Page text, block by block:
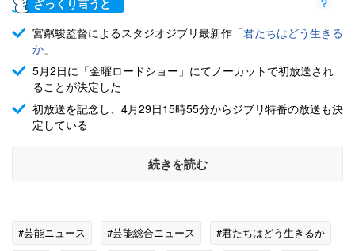
宮粼駿監督によるスタジオジブリ最新作「君たちはどう生きる
か 」
5月2日に「金曜ロードショー」にてノーカットで初放送され
ることが決定した
初放送を記念し、4月29日15時55分からジブリ特番の放送も決
定している
続きを読む
#芸能ニュース #芸能総合ニュース
#君たちはどう生きるか